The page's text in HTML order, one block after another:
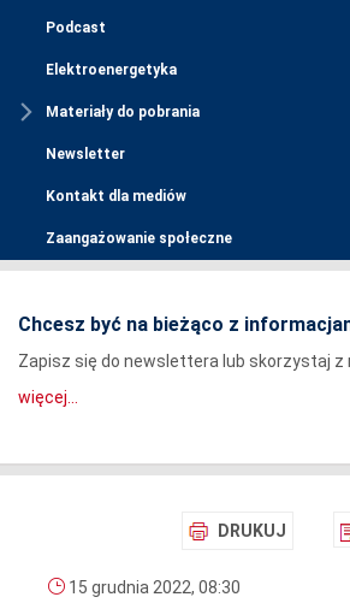
Podcast
Elektroenergetyka
Materiały do pobrania
Newsletter
Kontakt dla mediów
Zaangażowanie społeczne
Chcesz być na bieżąco z
Zapisz się do newslettera lub skorzystaj z
więcej...
DRUKUJ
15 grudnia 2022, 08:30